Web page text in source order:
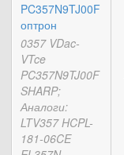
PC357N9TJ00F
оптрон
0357 VDac-
VTce
PC357N9TJ00F
SHARP;
Аналоги:
LTV357 HCPL-
181-06CE